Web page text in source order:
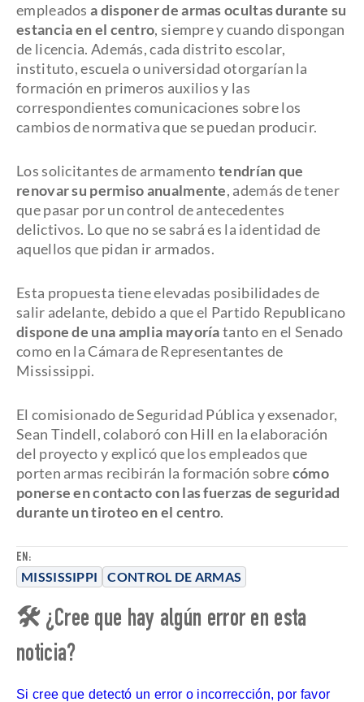
EN:
MISSISSIPPI CONTROL DE ARMAS
empleadosa disponer de armas ocultas durante su
estancia en el centro, siempre y cuando dispongan
de licencia. Además, cada distrito escolar,
instituto, escuela o universidad otorgarían la
formación en primeros auxilios y las
correspondientes comunicaciones sobre los
cambios de normativa que se puedan producir.
Los solicitantes de armamentotendrían que
renovar su permiso anualmente, además de tener
que pasar por un control de antecedentes
delictivos. Lo que no se sabrá es la identidad de
aquellos que pidan ir armados.
Esta propuesta tiene elevadas posibilidades de
salir adelante, debido a que el Partido Republicano
dispone de una amplia mayoríatanto en el Senado
como en la Cámara de Representantes de
Mississippi.
El comisionado de Seguridad Pública y exsenador,
Sean Tindell, colaboró con Hill en la elaboración
del proyecto y explicó que los empleados que
porten armas recibirán la formación sobrecómo
ponerse en contacto con las fuerzas de seguridad
durante un tiroteo en el centro.
🛠 ¿Cree que hay algún error en esta
noticia?
Si cree que detectó un error o incorrección, por favor